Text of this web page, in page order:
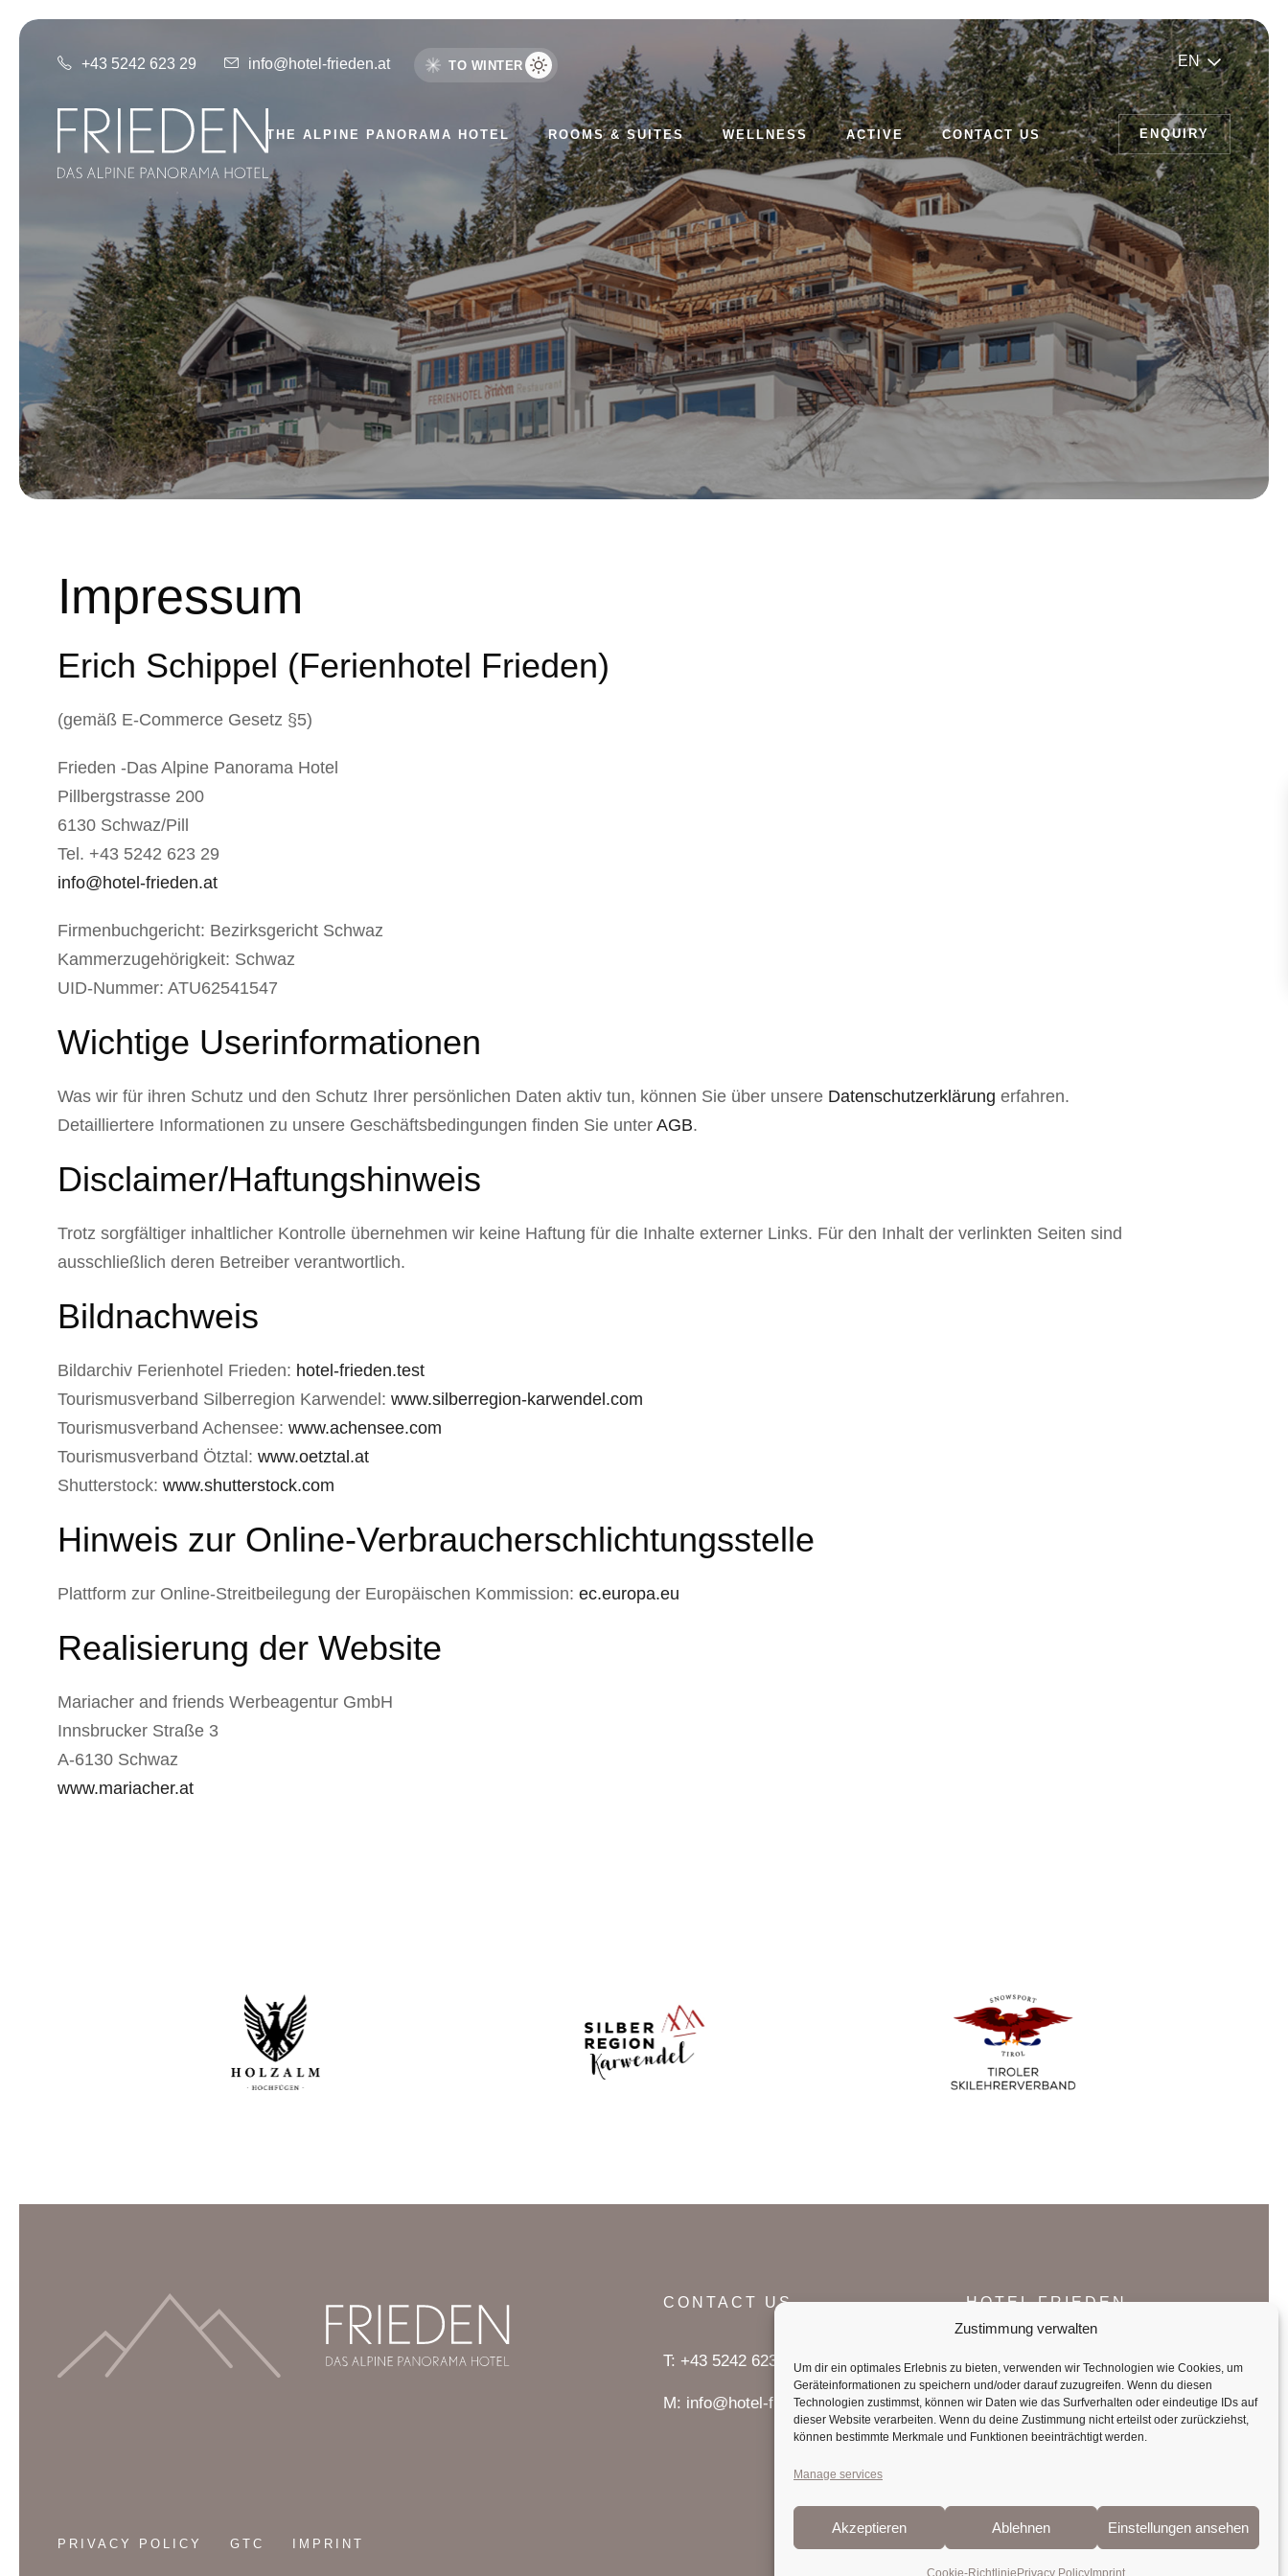
Zustimmung verwalten
Um dir ein optimales Erlebnis zu bieten, verwenden wir Technologien wie Cookies, um
Geräteinformationen zu speichern und/oder darauf zuzugreifen. Wenn du diesen
Technologien zustimmst, können wir Daten wie das Surfverhalten oder eindeutige IDs auf
dieser Website verarbeiten. Wenn du deine Zustimmung nicht erteilst oder zurückziehst,
können bestimmte Merkmale und Funktionen beeinträchtigt werden.
Manage services
Akzeptieren Ablehnen Einstellungen ansehen
Cookie-Richtlinie Privacy Policy Imprint
+43 5242 623 29 info@hotel-frieden.at TO WINTER EN
THE ALPINE PANORAMA HOTEL ROOMS & SUITES WELLNESS ACTIVE CONTACT US ENQUIRY
Impressum
Erich Schippel (Ferienhotel Frieden)
(gemäß E-Commerce Gesetz §5)
Frieden -Das Alpine Panorama Hotel
Pillbergstrasse 200
6130 Schwaz/Pill
Tel. +43 5242 623 29
info@hotel-frieden.at
Firmenbuchgericht: Bezirksgericht Schwaz
Kammerzugehörigkeit: Schwaz
UID-Nummer: ATU62541547
Wichtige Userinformationen
Was wir für ihren Schutz und den Schutz Ihrer persönlichen Daten aktiv tun, können Sie über unsere Datenschutzerklärung erfahren.
Detailliertere Informationen zu unsere Geschäftsbedingungen finden Sie unter AGB.
Disclaimer/Haftungshinweis
Trotz sorgfältiger inhaltlicher Kontrolle übernehmen wir keine Haftung für die Inhalte externer Links. Für den Inhalt der verlinkten Seiten sind
ausschließlich deren Betreiber verantwortlich.
Bildnachweis
Bildarchiv Ferienhotel Frieden: hotel-frieden.test
Tourismusverband Silberregion Karwendel: www.silberregion-karwendel.com
Tourismusverband Achensee: www.achensee.com
Tourismusverband Ötztal: www.oetztal.at
Shutterstock: www.shutterstock.com
Hinweis zur Online-Verbraucherschlichtungsstelle
Plattform zur Online-Streitbeilegung der Europäischen Kommission: ec.europa.eu
Realisierung der Website
Mariacher and friends Werbeagentur GmbH
Innsbrucker Straße 3
A-6130 Schwaz
www.mariacher.at
CONTACT US
T: +43 5242 623 29
M: info@hotel-frieden.at
HOTEL FRIEDEN
Pillbergstrasse 200,
6136 Hochpillberg
Tirol, Austria
PRIVACY POLICY GTC IMPRINT